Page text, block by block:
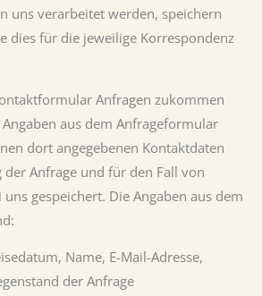
uns verarbeitet werden, speichern
dies für die jeweilige Korrespondenz
Anfragen zukommen
aus dem Anfrageformular
dort angegebenen Kontaktdaten
der Anfrage und für den Fall von
gespeichert. Die Angaben aus dem
Name, E-Mail-Adresse,
der Anfrage